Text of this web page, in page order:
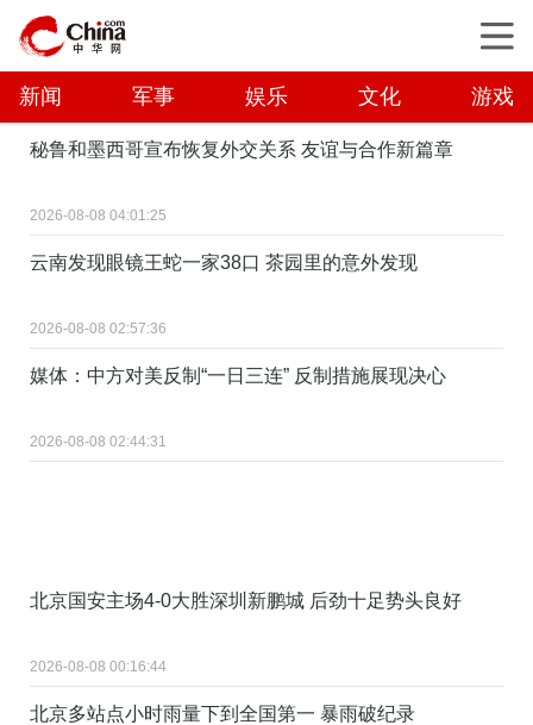
新闻 军事 娱乐 文化 游戏
秘鲁和墨西哥宣布恢复外交关系 友谊与合作新篇章
2026-08-08 04:01:25
云南发现眼镜王蛇一家38口 茶园里的意外发现
2026-08-08 02:57:36
媒体：中方对美反制“一日三连” 反制措施展现决心
2026-08-08 02:44:31
北京国安主场4-0大胜深圳新鹏城 后劲十足势头良好
2026-08-08 00:16:44
北京多站点小时雨量下到全国第一 暴雨破纪录